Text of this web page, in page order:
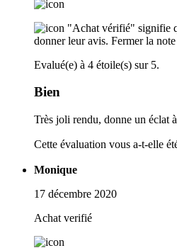
"Achat vérifié" signifie
donner leur avis. Fermer la note
Evalué(e) à 4 étoile(s) sur 5.
Bien
Très joli rendu, donne un éclat
Cette évaluation vous a-t-elle
Monique
17 décembre 2020
Achat verifié